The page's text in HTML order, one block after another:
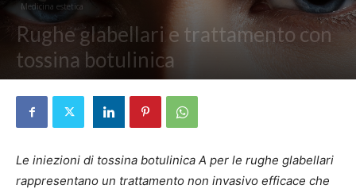
Medicina estetica
Rughe glabellari e trattamento con
tossina botulinica
Le iniezioni di tossina botulinica A per le rughe glabellari
rappresentano un trattamento non invasivo efficace che